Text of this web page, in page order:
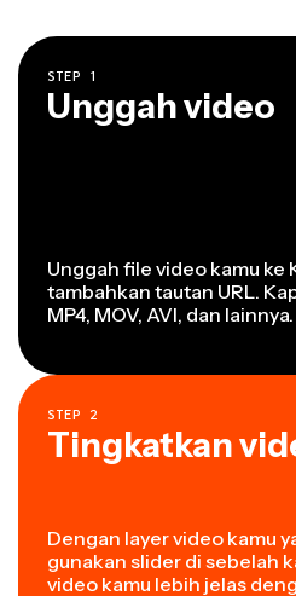
STEP 1
Unggah video
Unggah file video kamu ke
tambahkan tautan URL.
MP4, MOV, AVI, dan lainnya.
STEP 2
Tingkatkan
Dengan layer video kamu
gunakan slider di sebelah
video kamu lebih jelas